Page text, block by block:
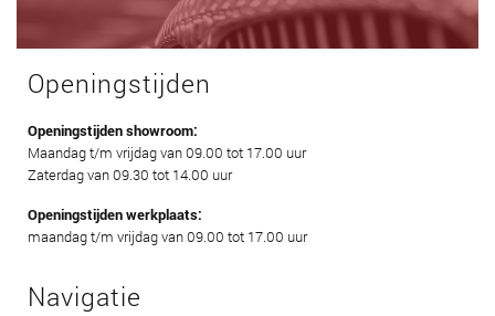
Openingstijden
Openingstijden showroom:
Maandag t/m vrijdag van 09.00 tot 17.00 uur
Zaterdag van 09.30 tot 14.00 uur
Openingstijden werkplaats:
maandag t/m vrijdag van 09.00 tot 17.00 uur
Navigatie